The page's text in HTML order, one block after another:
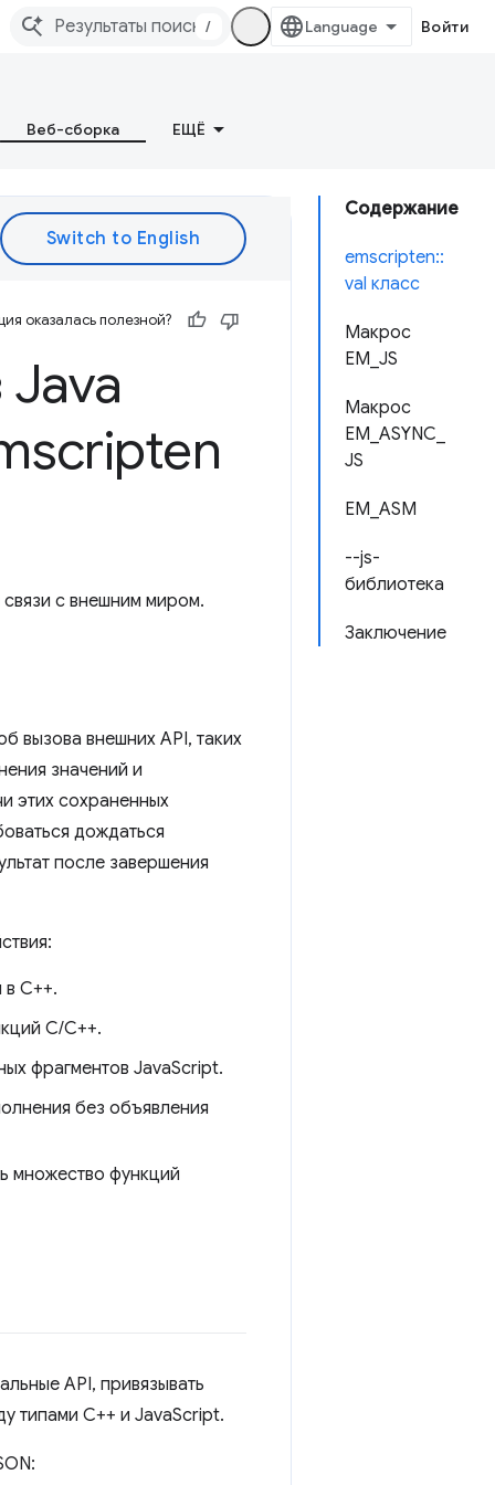
/ Войти
Веб-сборка ЕЩЁ
Содержание
emscripten::
val класс
Макрос
EM_JS
Макрос
EM_ASYNC_
JS
EM_ASM
--js-
библиотека
Заключение
оказалась полезной?
с внешним миром.
вызова внешних API, таких
значений и
этих сохраненных
дождаться
после завершения
C++.
C/C++.
фрагментов JavaScript.
без объявления
множество функций
API, привязывать
типами C++ и JavaScript.